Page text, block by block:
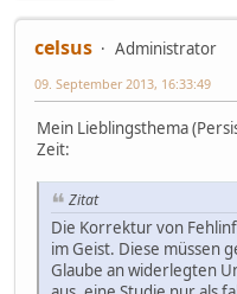
celsus Administrator
09. September 2013, 16:33:49
Mein Lieblingsthema
Zeit:
Zitat
Die Korrektur von
im Geist. Diese müssen
Glaube an widerlegten